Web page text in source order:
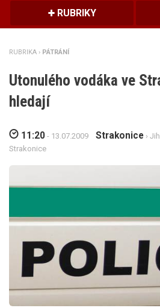
DALŠÍ
REGION
RUBRIKY
RUBRIKA › PÁTRÁNÍ
Utonulého vodáka ve
hledají
11:20 - 13.07.2009 Strakonice ›
Strakonice